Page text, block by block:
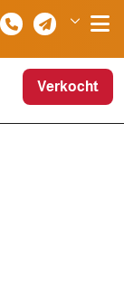
Verkocht